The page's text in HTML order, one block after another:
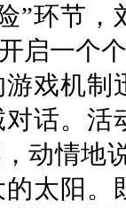
”环节
启一个
戏机
话。
动情地
太阳